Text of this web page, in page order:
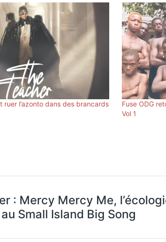
ruer l’azonto dans des brancards
Fuse ODG
Vol 1
: Mercy Mercy Me,
Small Island Big Song